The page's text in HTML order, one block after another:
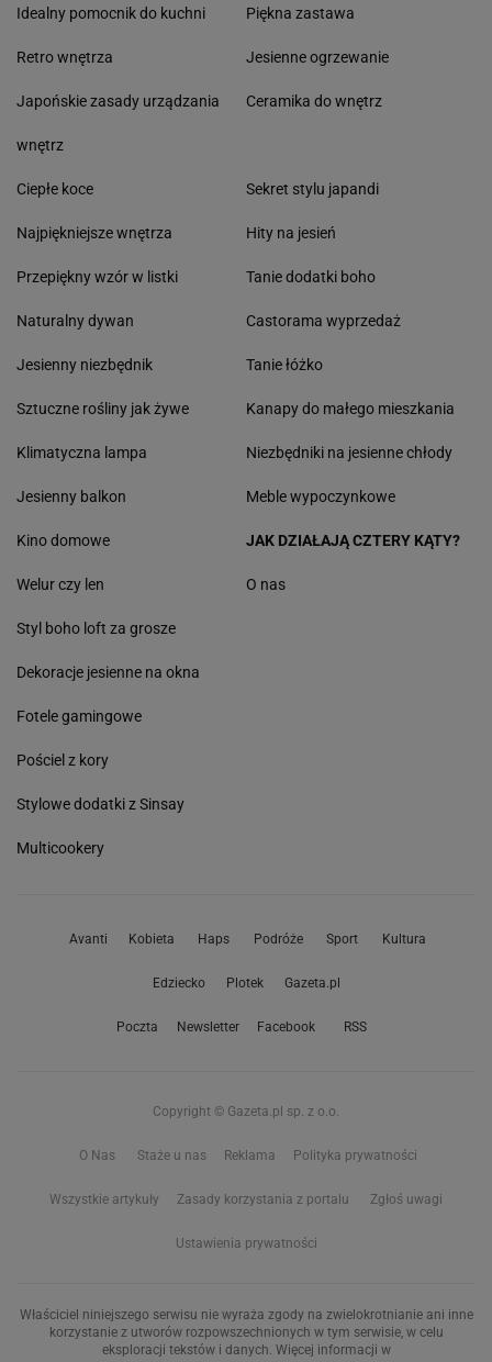
Idealny pomocnik do kuchni
Retro wnętrza
Japońskie zasady urządzania
wnętrz
Piękna zastawa
Jesienne ogrzewanie
Ceramika do wnętrz
Ciepłe koce
Najpiękniejsze wnętrza
Przepiękny wzór w listki
Naturalny dywan
Jesienny niezbędnik
Sztuczne rośliny jak żywe
Klimatyczna lampa
Jesienny balkon
Sekret stylu japandi
Hity na jesień
Tanie dodatki boho
Castorama wyprzedaż
Tanie łóżko
Kanapy do małego mieszkania
Niezbędniki na jesienne chłody
Meble wypoczynkowe
Kino domowe
Welur czy len
Styl boho loft za grosze
Dekoracje jesienne na okna
Fotele gamingowe
Pościel z kory
Stylowe dodatki z Sinsay
Multicookery
JAK DZIAŁAJĄ CZTERY KĄTY?
O nas
Avanti Kobieta Haps Podróże Sport Kultura
Edziecko Plotek Gazeta.pl
Poczta Newsletter Facebook RSS
Copyright © Gazeta.pl sp. z o.o.
O Nas Staże u nas Reklama Polityka prywatności
Wszystkie artykuły Zasady korzystania z portalu Zgłoś uwagi
Ustawienia prywatności
Właściciel niniejszego serwisu nie wyraża zgody na zwielokrotnianie ani inne
korzystanie z utworów rozpowszechnionych w tym serwisie, w celu
eksploracji tekstów i danych. Więcej informacji w